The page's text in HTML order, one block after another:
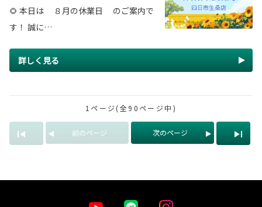
🌻 本日は ８月の休業日 のご案内で
す！ 誠に…
詳しく見る
1ページ(全90ページ中)
前のページ 次のページ